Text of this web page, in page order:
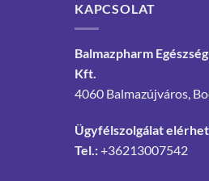
KAPCSOLAT
Balmazpharm
Kft.
4060 Balmazújváros,
Ügyfélszolgálat
Tel.:+36213007542